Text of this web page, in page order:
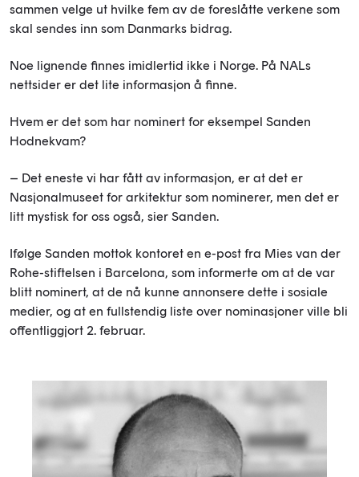
sammen velge ut hvilke fem av de foreslåtte verkene som
skal sendes inn som Danmarks bidrag.
Noe lignende finnes imidlertid ikke i Norge. På NALs
nettsider er det lite informasjon å finne.
Hvem er det som har nominert for eksempel Sanden
Hodnekvam?
– Det eneste vi har fått av informasjon, er at det er
Nasjonalmuseet for arkitektur som nominerer, men det er
litt mystisk for oss også, sier Sanden.
Ifølge Sanden mottok kontoret en e-post fra Mies van der
Rohe-stiftelsen i Barcelona, som informerte om at de var
blitt nominert, at de nå kunne annonsere dette i sosiale
medier, og at en fullstendig liste over nominasjoner ville bli
offentliggjort 2. februar.